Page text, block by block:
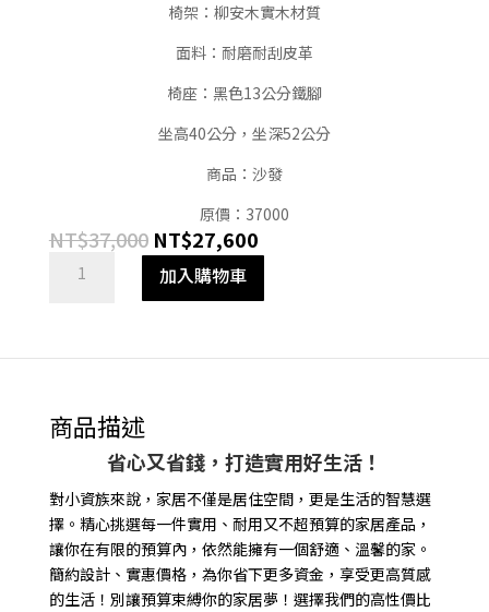
椅架：柳安木實木材質
面料：耐磨耐刮皮革
椅座：黑色13公分鐵腳
坐高40公分，坐深52公分
商品：沙發
原價：37000
NT$37,000 原
始
價
NT$27,600目
前
人
發
數
加入購物車
商品描述
省心又省錢，打造實用好生活！
對小資族來說，家居不僅是居住空間，更是生活的智慧選
擇。精心挑選每一件實用、耐用又不超預算的家居產品，
讓你在有限的預算內，依然能擁有一個舒適、溫馨的家。
簡約設計、實惠價格，為你省下更多資金，享受更高質感
的生活！別讓預算束縛你的家居夢！選擇我們的高性價比